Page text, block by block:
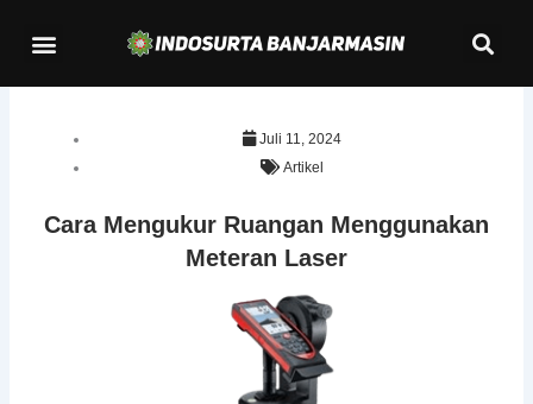
Menu
Juli 11, 2024
Artikel
Cara Mengukur Ruangan Menggunakan
Meteran Laser